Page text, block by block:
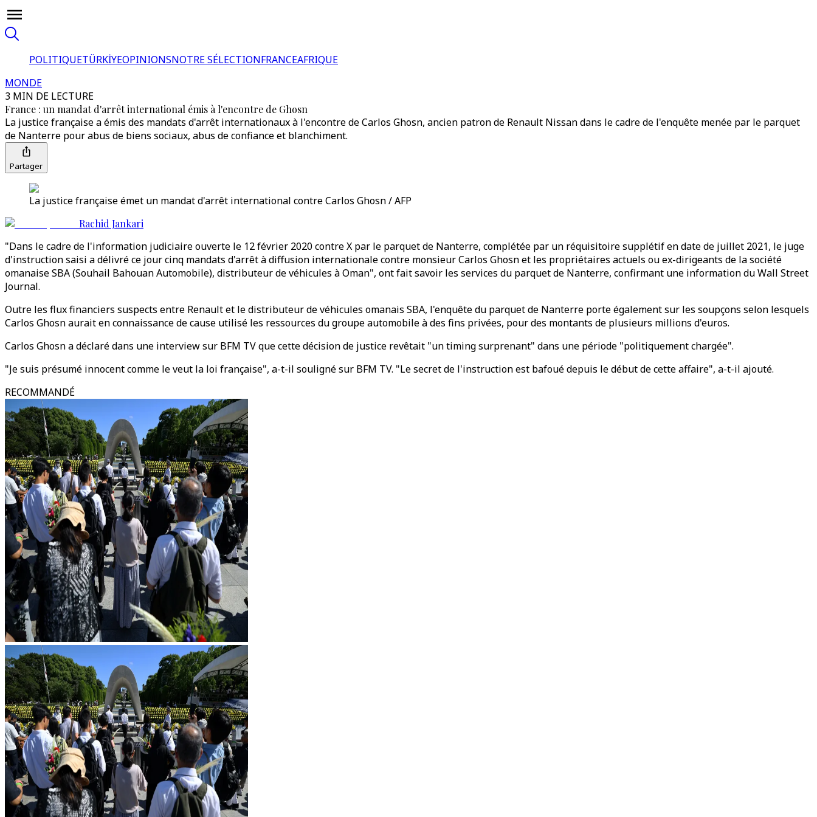
POLITIQUETÜRKİYEOPINIONSNOTRE SÉLECTIONFRANCEAFRIQUE
MONDE
3 MIN DE LECTURE
France : un mandat d'arrêt international émis à l'encontre de Ghosn
La justice française a émis des mandats d'arrêt internationaux à l'encontre de Carlos Ghosn, ancien patron de Renault Nissan dans le cadre de l'enquête menée par le parquet
de Nanterre pour abus de biens sociaux, abus de confiance et blanchiment.
Partager
La justice française émet un mandat d'arrêt international contre Carlos Ghosn / AFP
Rachid Jankari
"Dans le cadre de l'information judiciaire ouverte le 12 février 2020 contre X par le parquet de Nanterre, complétée par un réquisitoire supplétif en date de juillet 2021, le juge
d'instruction saisi a délivré ce jour cinq mandats d'arrêt à diffusion internationale contre monsieur Carlos Ghosn et les propriétaires actuels ou ex-dirigeants de la société
omanaise SBA (Souhail Bahouan Automobile), distributeur de véhicules à Oman", ont fait savoir les services du parquet de Nanterre, confirmant une information du Wall Street
Journal.
Outre les flux financiers suspects entre Renault et le distributeur de véhicules omanais SBA, l'enquête du parquet de Nanterre porte également sur les soupçons selon lesquels
Carlos Ghosn aurait en connaissance de cause utilisé les ressources du groupe automobile à des fins privées, pour des montants de plusieurs millions d'euros.
Carlos Ghosn a déclaré dans une interview sur BFM TV que cette décision de justice revêtait "un timing surprenant" dans une période "politiquement chargée".
"Je suis présumé innocent comme le veut la loi française", a-t-il souligné sur BFM TV. "Le secret de l'instruction est bafoué depuis le début de cette affaire", a-t-il ajouté.
RECOMMANDÉ